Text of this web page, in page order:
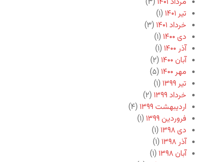
تیر ۱۴۰۱
(۱)
خرداد ۱۴۰۱
(۳)
دی ۱۴۰۰
(۱)
آذر ۱۴۰۰
(۱)
آبان ۱۴۰۰
(۲)
مهر ۱۴۰۰
(۵)
تیر ۱۳۹۹
(۱)
خرداد ۱۳۹۹
(۲)
اردیبهشت ۱۳۹۹
(۴)
فروردین ۱۳۹۹
(۱)
دی ۱۳۹۸
(۱)
آذر ۱۳۹۸
(۱)
آبان ۱۳۹۸
(۱)